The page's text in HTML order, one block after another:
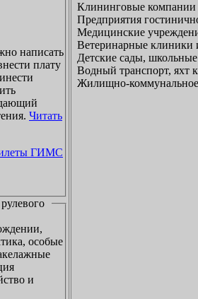
написать
Читать
ГИМС
особые
и
Клининговые компании
Предприятия
Медицинские
Ветеринарные клиники
Детские сады,
Водный транспорт,
Жилищно-коммунальное